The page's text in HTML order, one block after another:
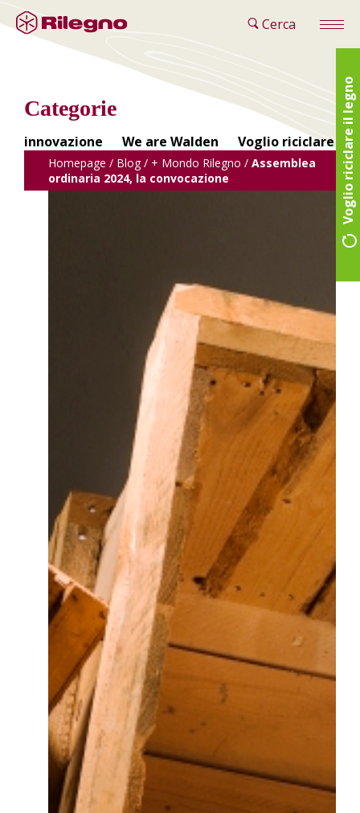
Cerca
Voglio riciclare il legno
Categorie
innovazione We are Walden Voglio riciclare il
Homepage / Blog/ + Mondo Rilegno / Assemblea
ordinaria 2024, la convocazione